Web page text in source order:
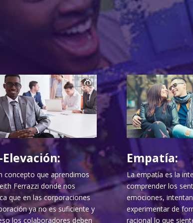
Elevación:
concepto que aprendimos
Ferrazzi donde nos
que en las corporaciones
ya no es suficiente y
los colaboradores deben
Empatía:
La empatía es la
comprender los
emociones,
experimentar de
racional lo que